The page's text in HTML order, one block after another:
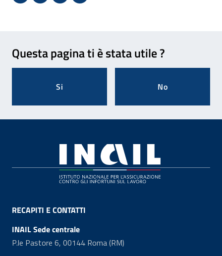
Questa pagina ti è stata utile ?
Si No
RECAPITI E CONTATTI
INAIL Sede centrale
P.le Pastore 6, 00144 Roma (RM)